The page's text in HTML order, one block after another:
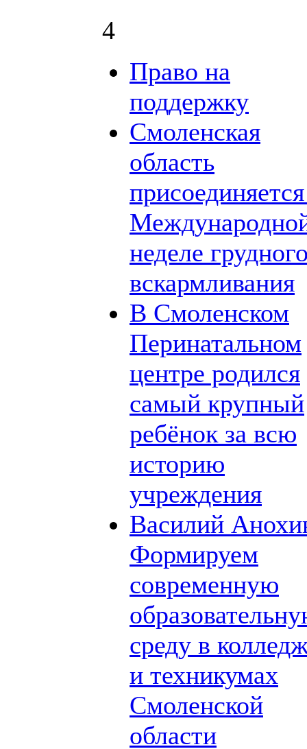
4
Право на
поддержку
Смоленская
область
неделе
вскармливания
В Смоленском
Перинатальном
центре родился
самый крупный
ребёнок за всю
историю
учреждения
Василий
Формируем
современную
среду в
и техникумах
Смоленской
области